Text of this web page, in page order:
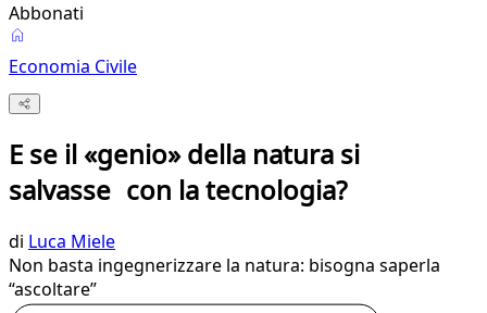
Abbonati
Economia Civile
E se il «genio» della natura si
salvasse con la tecnologia?
di Luca Miele
Non basta ingegnerizzare la natura: bisogna saperla
“ascoltare”